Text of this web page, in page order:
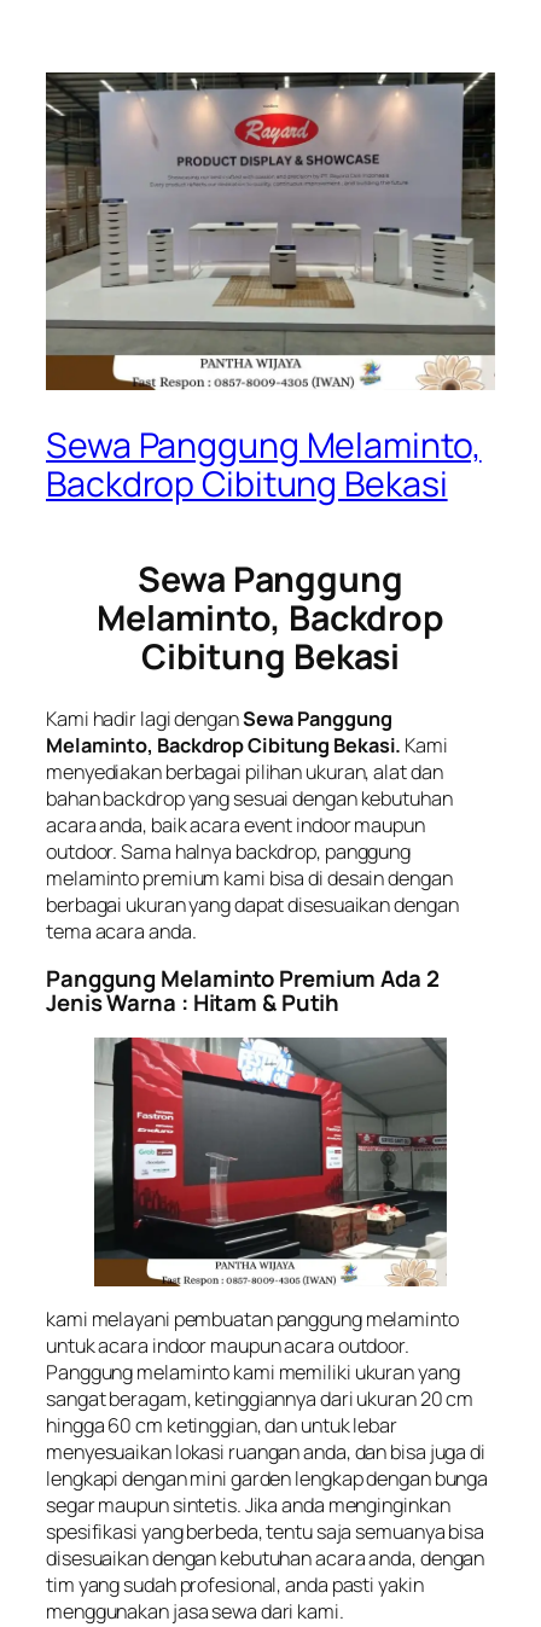
Sewa Panggung Melaminto,
Backdrop Cibitung Bekasi
Sewa Panggung
Melaminto, Backdrop
Cibitung Bekasi
Kami hadir lagi denganSewa Panggung
Melaminto, Backdrop Cibitung Bekasi. Kami
menyediakan berbagai pilihan ukuran, alat dan
bahan backdrop yang sesuai dengan kebutuhan
acara anda, baik acara event indoor maupun
outdoor. Sama halnya backdrop, panggung
melaminto premium kami bisa di desain dengan
berbagai ukuran yang dapat disesuaikan dengan
tema acara anda.
Panggung Melaminto Premium Ada 2
Jenis Warna : Hitam & Putih
kami melayani pembuatan panggung melaminto
untuk acara indoor maupun acara outdoor.
Panggung melaminto kami memiliki ukuran yang
sangat beragam, ketinggiannya dari ukuran 20 cm
hingga 60 cm ketinggian, dan untuk lebar
menyesuaikan lokasi ruangan anda, dan bisa juga di
lengkapi dengan mini garden lengkap dengan bunga
segar maupun sintetis. Jika anda menginginkan
spesifikasi yang berbeda, tentu saja semuanya bisa
disesuaikan dengan kebutuhan acara anda, dengan
tim yang sudah profesional, anda pasti yakin
menggunakan jasa sewa dari kami.